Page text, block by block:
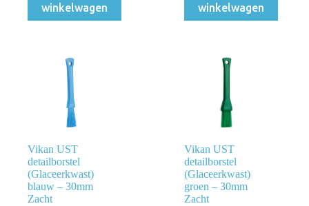
winkelwagen
winkelwagen
Vikan UST
detailborstel
(Glaceerkwast)
blauw – 30mm
Zacht
Vikan UST
detailborstel
(Glaceerkwast)
groen – 30mm
Zacht